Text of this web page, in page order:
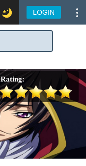
LOGIN
Rating: